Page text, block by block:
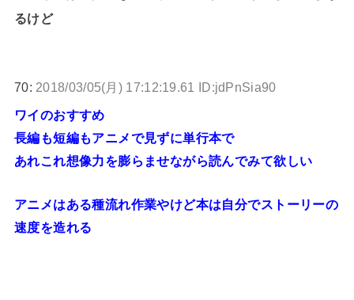
るけど
70: 2018/03/05(月) 17:12:19.61 ID:jdPnSia90
ワイのおすすめ
長編も短編もアニメで見ずに単行本で
あれこれ想像力を膨らませながら読んでみて欲しい
アニメはある種流れ作業やけど本は自分でストーリーの
速度を造れる